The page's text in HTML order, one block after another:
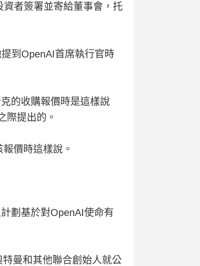
者簽署並寄給董事會，托
到OpenAI首席執行官時
的收購報價時是這樣說
際提出的。
價時這樣說。
劃基於對OpenAI使命有
曼和其他聯合創始人就公